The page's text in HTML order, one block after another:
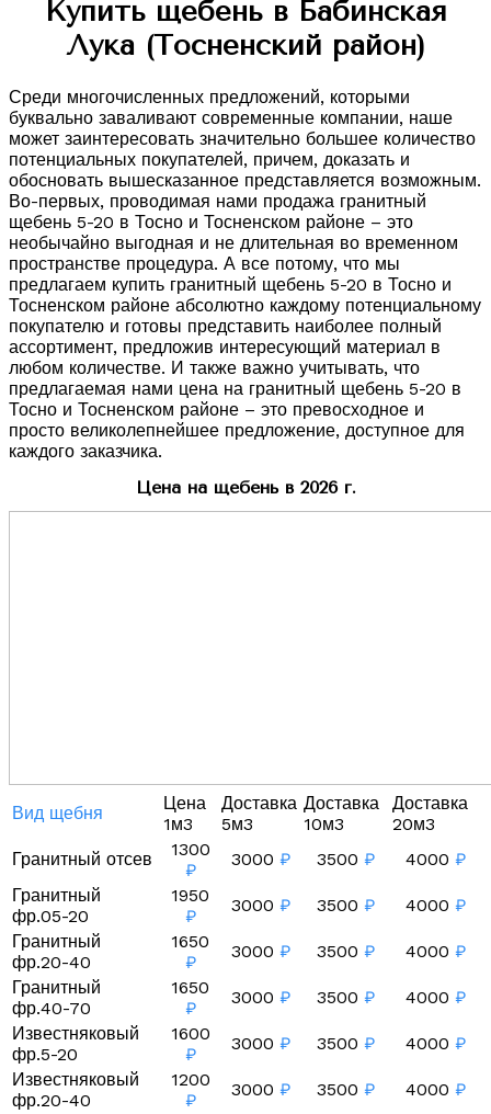
Купить щебень в Бабинская
Лука (Тосненский район)
Среди многочисленных предложений, которыми
буквально заваливают современные компании, наше
может заинтересовать значительно большее количество
потенциальных покупателей, причем, доказать и
обосновать вышесказанное представляется возможным.
Во-первых, проводимая нами продажа гранитный
щебень 5-20 в Тосно и Тосненском районе – это
необычайно выгодная и не длительная во временном
пространстве процедура. А все потому, что мы
предлагаем купить гранитный щебень 5-20 в Тосно и
Тосненском районе абсолютно каждому потенциальному
покупателю и готовы представить наиболее полный
ассортимент, предложив интересующий материал в
любом количестве. И также важно учитывать, что
предлагаемая нами цена на гранитный щебень 5-20 в
Тосно и Тосненском районе – это превосходное и
просто великолепнейшее предложение, доступное для
каждого заказчика.
Цена на щебень в 2026 г.
Вид щебня
Цена
1м3
Доставка
5м3
Доставка
10м3
Доставка
20м3
Гранитный отсев
1300
₽
3000 ₽ 3500 ₽ 4000 ₽
Гранитный
фр.05-20
1950
₽
3000 ₽ 3500 ₽ 4000 ₽
Гранитный
фр.20-40
1650
₽
3000 ₽ 3500 ₽ 4000 ₽
Гранитный
фр.40-70
1650
₽
3000 ₽ 3500 ₽ 4000 ₽
Известняковый
фр.5-20
1600
₽
3000 ₽ 3500 ₽ 4000 ₽
Известняковый
фр.20-40
1200
₽
3000 ₽ 3500 ₽ 4000 ₽